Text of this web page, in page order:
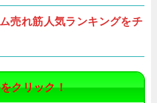
売れ筋人気ランキングをチ
クリック！